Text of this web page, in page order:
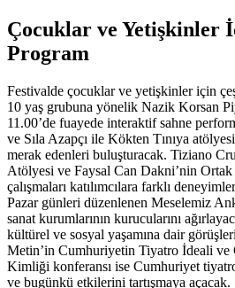
Çocuklar ve Yetişkinler
Program
Festivalde çocuklar ve yetişkinler için
10 yaş grubuna yönelik Nazik Korsan
11.00’de fuayede interaktif sahne
ve Sıla Azapçı ile Kökten Tınıya
merak edenleri buluşturacak. Tiziano
Atölyesi ve Faysal Can Dakni’nin Ortak
çalışmaları katılımcılara farklı
Pazar günleri düzenlenen Meselemiz
sanat kurumlarının kurucularını
kültürel ve sosyal yaşamına dair
Metin’in Cumhuriyetin Tiyatro İdeali ve
Kimliği konferansı ise Cumhuriyet
ve bugünkü etkilerini tartışmaya açacak.